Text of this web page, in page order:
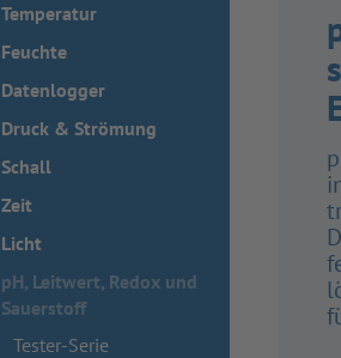
Temperatur
Feuchte
Datenlogger
Druck & Strömung
Schall
Zeit
Licht
pH, Leitwert, Redox und
Sauerstoff
Tester-Serie